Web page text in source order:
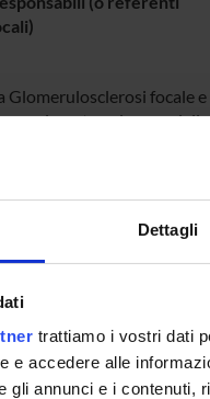
Dettagli
trattiamo i vostri dati
e accedere alle
gli annunci e i contenuti,
Glomerulosclerosi focale
nel range
glomerulopatia si
in Italia). La sua
vie causare un danno
con sindrome
importante indicatore
però rare per cui è
mg/die) sembra essere
alla terapia
definire
di questa patologia e